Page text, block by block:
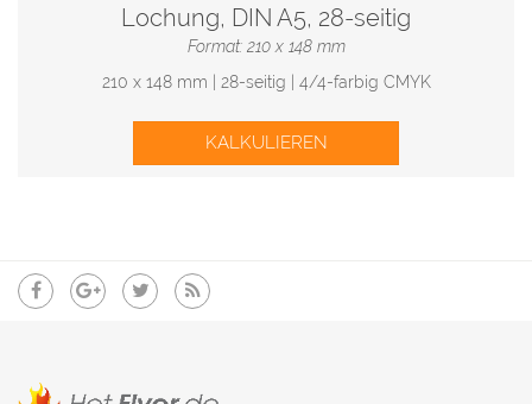
Lochung, DIN A5, 28-seitig
Format: 210 x 148 mm
210 x 148 mm | 28-seitig | 4/4-farbig CMYK
KALKULIEREN